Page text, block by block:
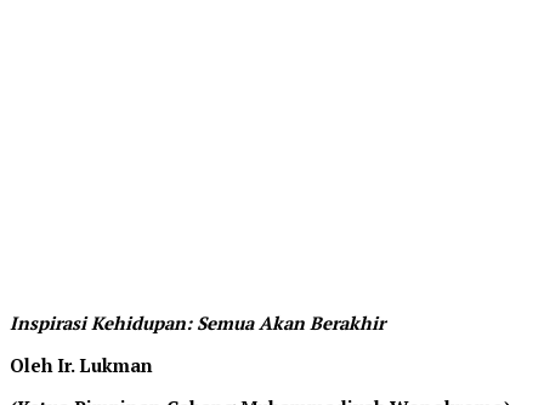
Inspirasi Kehidupan: Semua Akan Berakhir
Oleh Ir. Lukman